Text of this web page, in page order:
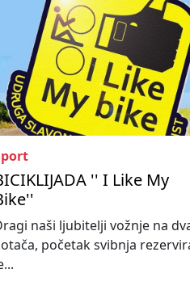
'' I Like My
naši ljubitelji vožnje na
početak svibnja